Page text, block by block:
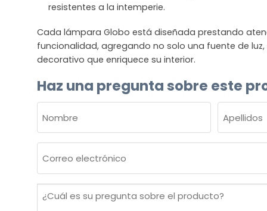
resistentes a la intemperie.
Cada lámpara Globo está diseñada prestando
funcionalidad, agregando no solo una fuente de
decorativo que enriquece su interior.
Haz una pregunta sobre este
(OBLIGATORIO)
Nombre Apellidos
electrónico
¿Cuál